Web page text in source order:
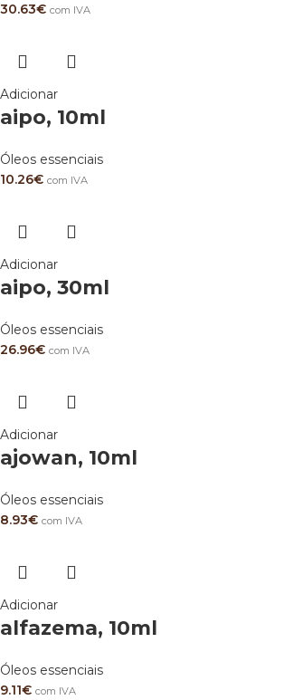
30.63€ com IVA
Adicionar
aipo, 10ml
Óleos essenciais
10.26€ com IVA
Adicionar
aipo, 30ml
Óleos essenciais
26.96€ com IVA
Adicionar
ajowan, 10ml
Óleos essenciais
8.93€ com IVA
Adicionar
alfazema, 10ml
Óleos essenciais
9.11€ com IVA